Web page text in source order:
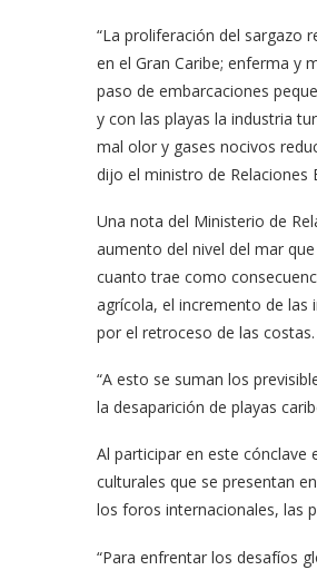
“La proliferación del sargazo
en el Gran Caribe; enferma y
paso de embarcaciones
y con las playas la industria
mal olor y gases nocivos
dijo el ministro de Relaciones
Una nota del Ministerio de
aumento del nivel del mar
cuanto trae como
agrícola, el incremento de las
por el retroceso de las costas.
“A esto se suman los
la desaparición de playas
Al participar en este
culturales que se presentan
los foros internacionales, las
“Para enfrentar los desafíos